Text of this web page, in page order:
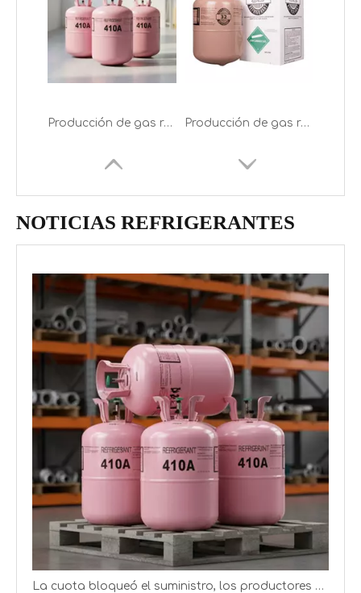
FRIOFLOR produce gas refrigerante R422D en un cilindro de 11,3 kg FRIOFLOR produce R32 en cilindros desechables de 9,5 kg
FRIOFLOR produce gas refrigerante R32 en cilindros recargables y desechables FRIOFLOR produce gas refrigerante R23 en tanques de 9KG, 30KG y 380KG
Frioflor produce y distribuye refrigerante (R22, R134A, R410A, R32) Suministro de gas refrigerante (R32 y R410A) en diferentes cilindros
NOTICIAS REFRIGERANTES
La cuota bloqueó el suministro, los productores de refrigerantes obtienen mejores ganancias